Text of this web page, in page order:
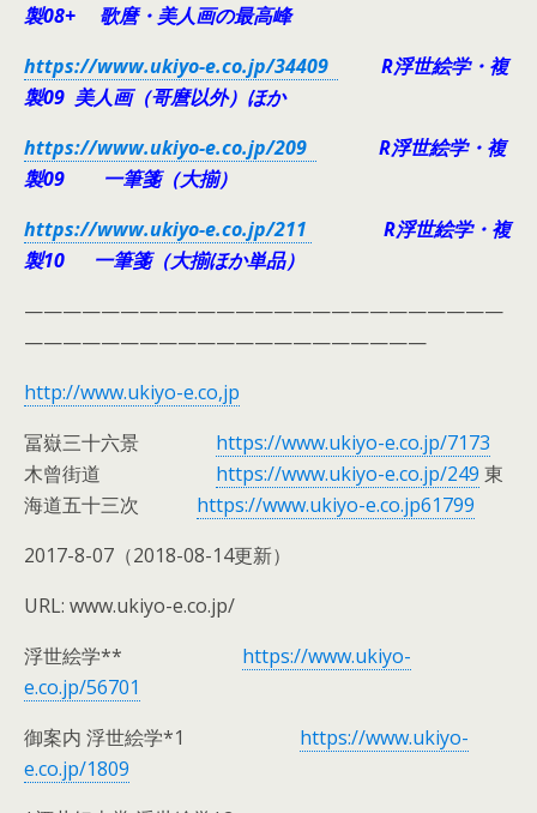
製08+ 歌麿・美人画の最高峰
https://www.ukiyo-e.co.jp/34409
R浮世絵学・複
製09 美人画（哥麿以外）ほか
https://www.ukiyo-e.co.jp/209
R浮世絵学・複
製09 一筆箋（大揃）
https://www.ukiyo-e.co.jp/211
R浮世絵学・複
製10 一筆箋（大揃ほか単品）
—————————————————————————
—————————————————————
http://www.ukiyo-e.co,jp
冨嶽三十六景 https://www.ukiyo-e.co.jp/7173
木曾街道 https://www.ukiyo-e.co.jp/249 東
海道五十三次 https://www.ukiyo-e.co.jp61799
2017-8-07（2018-08-14更新）
URL: www.ukiyo-e.co.jp/
浮世絵学** https://www.ukiyo-
e.co.jp/56701
御案内 浮世絵学*1 https://www.ukiyo-
e.co.jp/1809